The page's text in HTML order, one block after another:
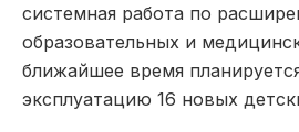
системная работа по
образовательных и
ближайшее время
эксплуатацию 16 новых